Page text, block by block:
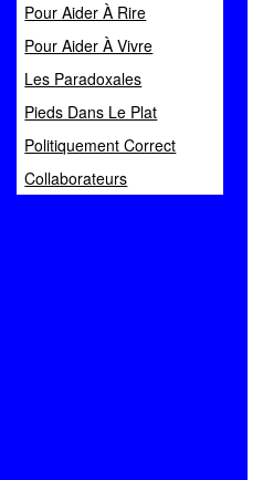
Pour Aider À Rire
Pour Aider À Vivre
Les Paradoxales
Pieds Dans Le Plat
Politiquement Correct
Collaborateurs